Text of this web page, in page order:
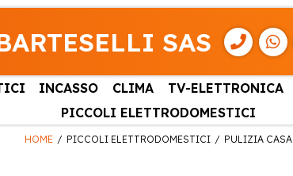
SAS
INCASSO CLIMA TV-ELETTRONICA
PICCOLI ELETTRODOMESTICI
HOME PICCOLI ELETTRODOMESTICI PULIZIA CASA